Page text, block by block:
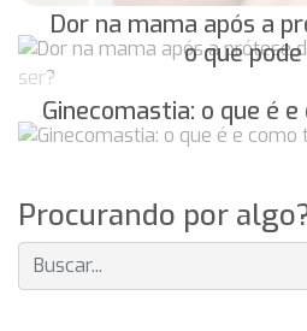
Dor na mama após a
o que
Ginecomastia: o que é
Procurando por